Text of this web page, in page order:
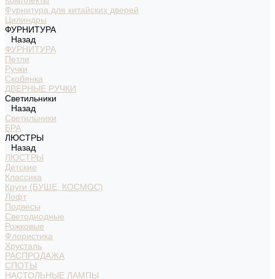
Фурнитура для китайских дверей
Цилиндры
ФУРНИТУРА
Назад
ФУРНИТУРА
Петли
Ручки
Скобянка
ДВЕРНЫЕ РУЧКИ
Светильники
Назад
Светильники
БРА
ЛЮСТРЫ
Назад
ЛЮСТРЫ
Детские
Классика
Круги (БУШЕ, КОСМОС)
Лофт
Подвесы
Светодиодные
Рожковые
Флористика
Хрусталь
РАСПРОДАЖА
СПОТЫ
НАСТОЛЬНЫЕ ЛАМПЫ